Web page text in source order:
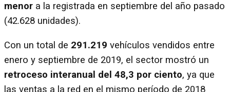
menor a la registrada en septiembre del año pasado
(42.628 unidades).
Con un total de 291.219 vehículos vendidos entre
enero y septiembre de 2019, el sector mostró un
retroceso interanual del 48,3 por ciento, ya que
las ventas a la red en el mismo período de 2018